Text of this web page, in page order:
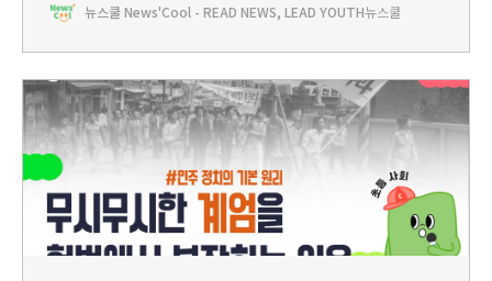
엄을 헌법에서 보장하는 이유 PLAY - 민주주의야, 고마
뉴스쿨 News'Cool - READ NEWS, LEAD YOUTH뉴스쿨